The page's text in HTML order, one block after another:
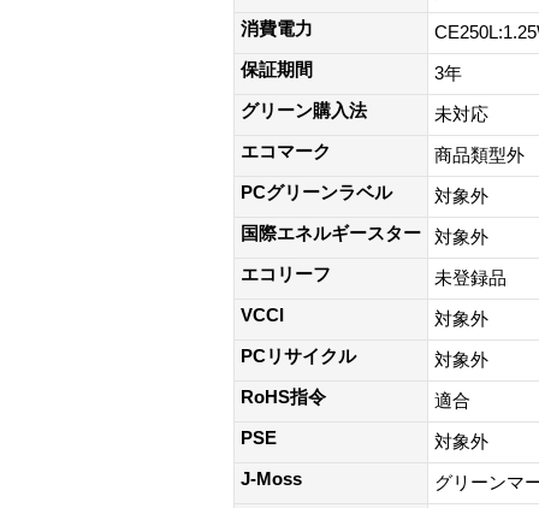
消費電力
保証期間
3年
グリーン購入法
未対応
エコマーク
商品類型外
PCグリーンラベル
対象外
国際エネルギースター
対象外
エコリーフ
未登録品
VCCI
対象外
PCリサイクル
対象外
RoHS指令
適合
PSE
対象外
J-Moss
グリーンマ